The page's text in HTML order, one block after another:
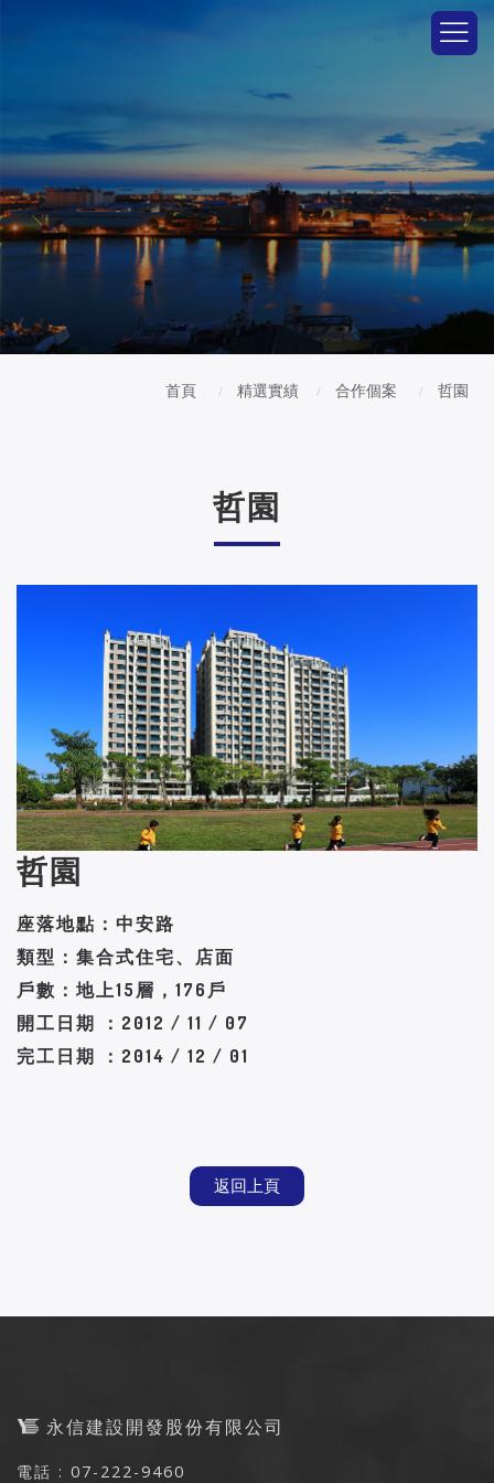
首頁 精選實績 合作個案 哲園
哲園
哲園
座落地點：中安路
類型：集合式住宅、店面
戶數：地上15層，176戶
開工日期 ：2012 / 11 / 07
完工日期 ：2014 / 12 / 01
返回上頁
永信建設開發股份有限公司
電話 : 07-222-9460